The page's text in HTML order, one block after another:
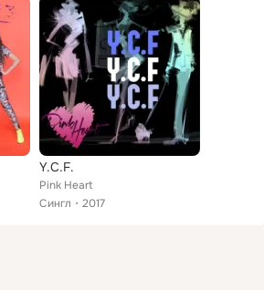
Y.C.F.
Pink Heart
Сингл
2017